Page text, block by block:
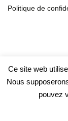
Politique de
Ce site web
Nous
pouvez